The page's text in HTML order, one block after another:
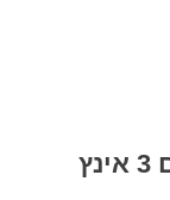
אופניים חשמליים גלגלים עבים 3 אינץ